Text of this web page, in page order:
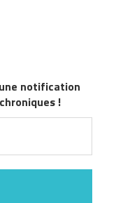
notification
!